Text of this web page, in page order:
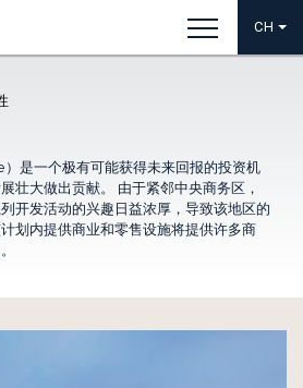
CH
是一个极有可能获得未来回报的投资机
壮大做出贡献。 由于紧邻中央商务区，
开发活动的兴趣日益浓厚，导致该地区的
划内提供商业和零售设施将提供许多商